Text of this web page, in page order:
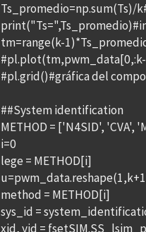
Ts_promedio=np.sum(Ts)/
tm=range(k-
#pl.grid()#gráfica del
##System identification
METHOD = ['N4SID', 'CVA',
i=0
lege = METHOD[i]
method = METHOD[i]
sys_id =
xid, yid =